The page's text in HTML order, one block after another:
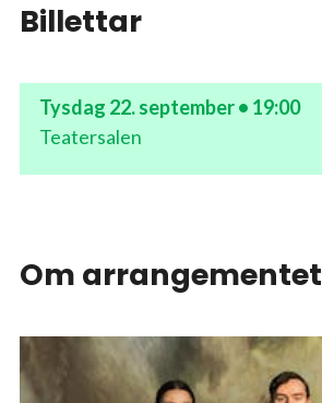
Billettar
Tysdag 22. september • 19:00
Teatersalen
Om arrangementet